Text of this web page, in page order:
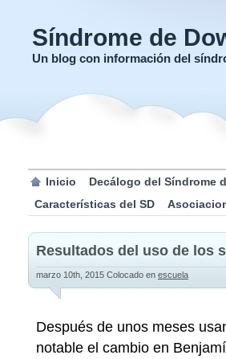
Síndrome de
Un blog con información del
Inicio Decálogo del Síndrome
Características del SD
Resultados del uso de los
marzo 10th, 2015 Colocado en escuela
Después de unos meses
notable el cambio en